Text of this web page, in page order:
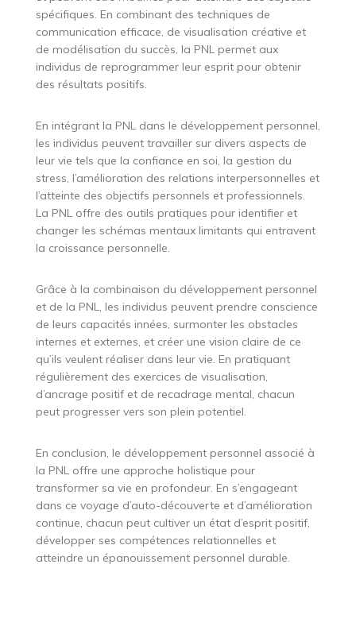
spécifiques. En combinant des techniques de
communication efficace, de visualisation créative et
de modélisation du succès, la PNL permet aux
individus de reprogrammer leur esprit pour obtenir
des résultats positifs.
En intégrant la PNL dans le développement personnel,
les individus peuvent travailler sur divers aspects de
leur vie tels que la confiance en soi, la gestion du
stress, l’amélioration des relations interpersonnelles et
l’atteinte des objectifs personnels et professionnels.
La PNL offre des outils pratiques pour identifier et
changer les schémas mentaux limitants qui entravent
la croissance personnelle.
Grâce à la combinaison du développement personnel
et de la PNL, les individus peuvent prendre conscience
de leurs capacités innées, surmonter les obstacles
internes et externes, et créer une vision claire de ce
qu’ils veulent réaliser dans leur vie. En pratiquant
régulièrement des exercices de visualisation,
d’ancrage positif et de recadrage mental, chacun
peut progresser vers son plein potentiel.
En conclusion, le développement personnel associé à
la PNL offre une approche holistique pour
transformer sa vie en profondeur. En s’engageant
dans ce voyage d’auto-découverte et d’amélioration
continue, chacun peut cultiver un état d’esprit positif,
développer ses compétences relationnelles et
atteindre un épanouissement personnel durable.